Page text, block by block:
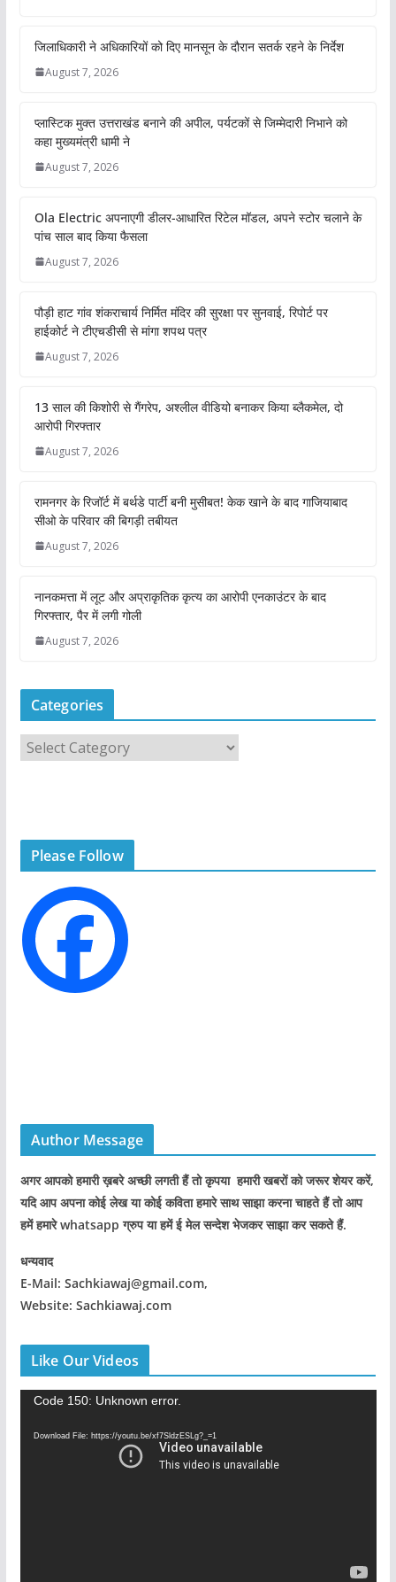
जिलाधिकारी ने अधिकारियों को दिए मानसून के दौरान सतर्क रहने के निर्देश
August 7, 2026
प्लास्टिक मुक्त उत्तराखंड बनाने की अपील, पर्यटकों से जिम्मेदारी निभाने को
कहा मुख्यमंत्री धामी ने
August 7, 2026
Ola Electric अपनाएगी डीलर-आधारित रिटेल मॉडल, अपने स्टोर चलाने के
पांच साल बाद किया फैसला
August 7, 2026
पौड़ी हाट गांव शंकराचार्य निर्मित मंदिर की सुरक्षा पर सुनवाई, रिपोर्ट पर
हाईकोर्ट ने टीएचडीसी से मांगा शपथ पत्र
August 7, 2026
13 साल की किशोरी से गैंगरेप, अश्लील वीडियो बनाकर किया ब्लैकमेल, दो
आरोपी गिरफ्तार
August 7, 2026
रामनगर के रिजॉर्ट में बर्थडे पार्टी बनी मुसीबत! केक खाने के बाद गाजियाबाद
सीओ के परिवार की बिगड़ी तबीयत
August 7, 2026
नानकमत्ता में लूट और अप्राकृतिक कृत्य का आरोपी एनकाउंटर के बाद
गिरफ्तार, पैर में लगी गोली
August 7, 2026
Categories
a
r
e
s
Please Follow
Author Message
अगर आपको हमारी ख़बरे अच्छी लगती हैं तो कृपया हमारी खबरों को जरूर शेयर करें,
यदि आप अपना कोई लेख या कोई कविता हमारे साथ साझा करना चाहते हैं तो आप
हमें हमारे whatsapp ग्रुप या हमें ई मेल सन्देश भेजकर साझा कर सकते हैं.
धन्यवाद
E-Mail: Sachkiawaj@gmail.com,
Website: Sachkiawaj.com
Like Our Videos
Code 150: Unknown error.
Download File: https://youtu.be/xf7SldzESLg?_=1